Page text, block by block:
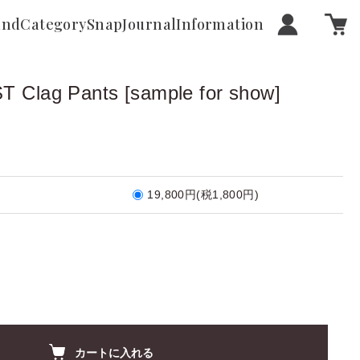
CategorySnapJournalInformation
Clag Pants [sample for show]
19,800円(税1,800円)
カートに入れる